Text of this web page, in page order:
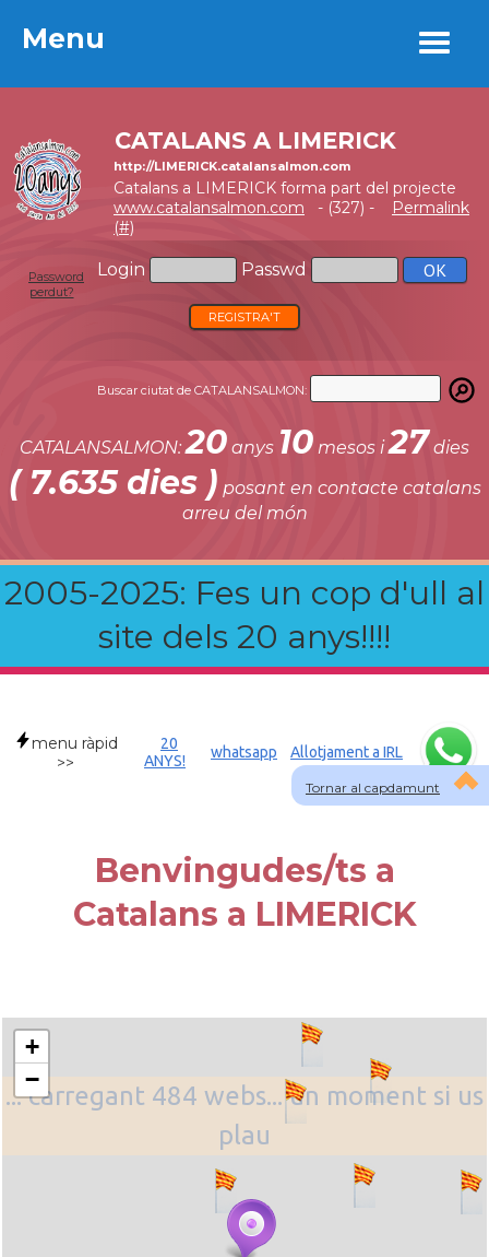
Menu
CATALANS A LIMERICK
http://LIMERICK.catalansalmon.com
Catalans a LIMERICK forma part del projecte
www.catalansalmon.com - (327) -
Permalink
(#)
Login Passwd
Password
perdut?
REGISTRA'T
Buscar ciutat de CATALANSALMON:
CATALANSALMON:20 anys 10 mesos i27 dies
( 7.635 dies ) posant en contacte catalans
arreu del món
2005-2025: Fes un cop d'ull al
site dels 20 anys!!!!
Menu
Tornar al capdamunt
menu ràpid
>>
20
ANYS!
whatsapp Allotjament a IRL
Benvingudes/ts a
Catalans a LIMERICK
... carregant 484 webs... un moment si us
plau
+
−